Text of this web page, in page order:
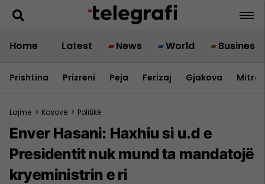
Home Latest News World Business
Prishtina Prizreni Peja Ferizaj Gjakova
Lajme > Kosovë > Politikë
Enver Hasani: Haxhiu si u.d e
Presidentit nuk mund ta mandatojë
kryeministrin e ri